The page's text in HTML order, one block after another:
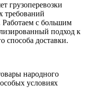
грузоперевозки
требований
Работаем с большим
подход к
способа доставки.
народного
условиях